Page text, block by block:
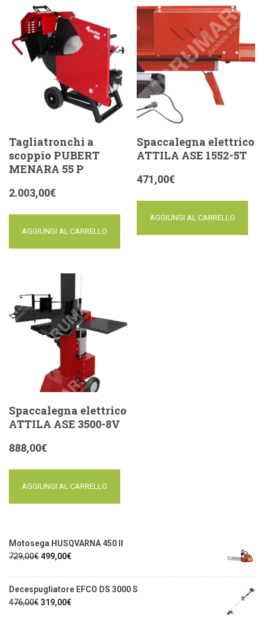
Tagliatronchi a
scoppio PUBERT
MENARA 55 P
2.003,00€
AGGIUNGI AL CARRELLO
Spaccalegna elettrico
ATTILA ASE 1552-5T
471,00€
AGGIUNGI AL CARRELLO
Spaccalegna elettrico
ATTILA ASE 3500-8V
888,00€
AGGIUNGI AL CARRELLO
Motosega HUSQVARNA 450 II
729,00€499,00€
Decespugliatore EFCO DS 3000 S
476,00€319,00€